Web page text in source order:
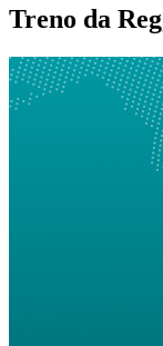
Treno da